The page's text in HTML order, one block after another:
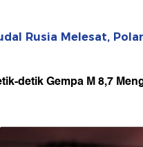
Rusia Melesat,
detik Gempa M 8,7